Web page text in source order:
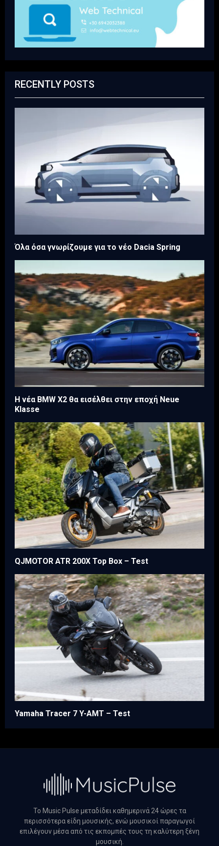
RECENTLY POSTS
Όλα όσα γνωρίζουμε για το νέο Dacia Spring
Η νέα BMW X2 θα εισέλθει στην εποχή Neue
Klasse
QJMOTOR ATR 200X Top Box – Test
Yamaha Tracer 7 Y-AMT – Test
Το Music Pulse μεταδίδει καθημερινά 24 ώρες τα
περισσότερα είδη μουσικής, ενώ μουσικοί παραγωγοί
επιλέγουν μέσα από τις εκπομπές τους τη καλύτερη ξένη
μουσική.